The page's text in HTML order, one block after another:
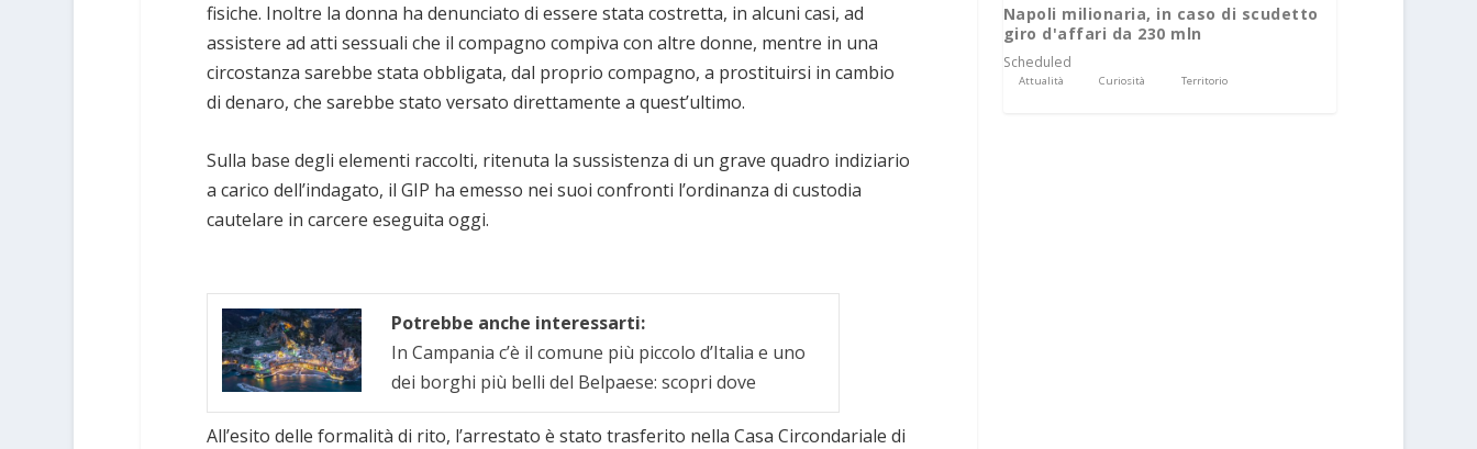
fisiche. Inoltre la donna ha denunciato di essere stata costretta, in alcuni casi, ad
assistere ad atti sessuali che il compagno compiva con altre donne, mentre in una
circostanza sarebbe stata obbligata, dal proprio compagno, a prostituirsi in cambio
di denaro, che sarebbe stato versato direttamente a quest’ultimo.
Sulla base degli elementi raccolti, ritenuta la sussistenza di un grave quadro indiziario
a carico dell’indagato, il GIP ha emesso nei suoi confronti l’ordinanza di custodia
cautelare in carcere eseguita oggi.
Potrebbe anche interessarti:
In Campania c’è il comune più piccolo d’Italia e uno
dei borghi più belli del Belpaese: scopri dove
All’esito delle formalità di rito, l’arrestato è stato trasferito nella Casa Circondariale di
Napoli milionaria, in caso di scudetto
giro d'affari da 230 mln
Scheduled
Attualità Curiosità Territorio